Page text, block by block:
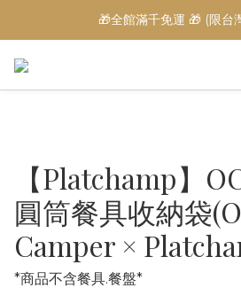
🎁全館滿千免運 🎁 (限台
【Platchamp】
圓筒餐具收納袋
Camper ×
*商品不含餐具.餐盤*